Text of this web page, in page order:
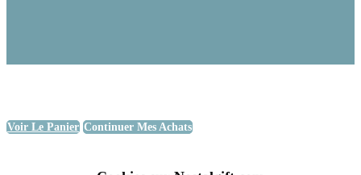
Voir Le Panier Continuer Mes Achats